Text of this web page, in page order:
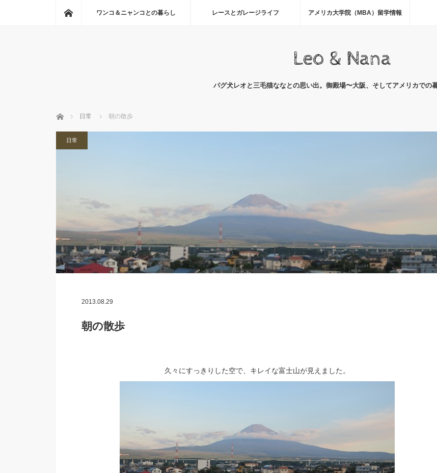
ホームワンコ＆ニャンコとの暮らし レースとガレージライフ アメリカ大学院（MBA）留学情報
Leo & Nana
パグ犬レオと三毛猫ななとの思い出。御殿場〜大阪、そしてアメリカでの暮
ホーム 日常 朝の散歩
日常
2013.08.29
朝の散歩
久々にすっきりした空で、キレイな富士山が見えました。